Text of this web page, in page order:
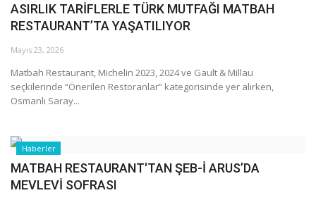
Gezi - Yorum
Sizlerden Gelenler
Yorumlar
Köşe Yazarları
ASIRLIK TARİFLERLE TÜRK MUTFAĞI MATBAH
RESTAURANT’TA YAŞATILIYOR
Mayıs 23, 2026
Matbah Restaurant, Michelin 2023, 2024 ve Gault & Millau
seçkilerinde “Önerilen Restoranlar” kategorisinde yer alırken,
Osmanlı Saray...
Haberler
MATBAH RESTAURANT'TAN ŞEB-İ ARUS’DA
MEVLEVİ SOFRASI